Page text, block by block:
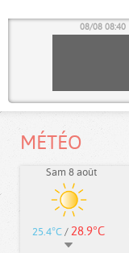
08/08 08:40
MÉTÉO
Sam 8 août
25.4°C / 28.9°C